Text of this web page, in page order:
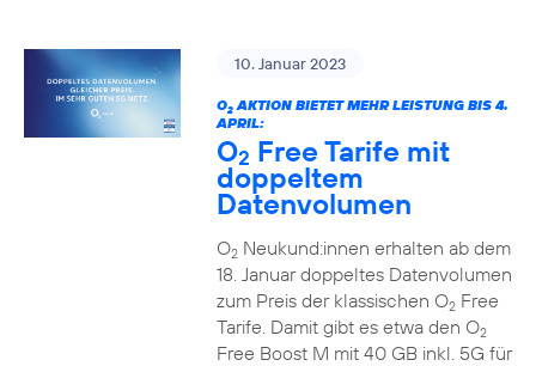
10. Januar 2023
O2AKTION BIETET MEHR LEISTUNG BIS 4.
APRIL:
O2 Free Tarife mit
doppeltem
Datenvolumen
O2Neukund:innen erhalten ab dem
18. Januar doppeltes Datenvolumen
zum Preis der klassischen O2Free
Tarife. Damit gibt es etwa den O2
Free Boost M mit 40 GB inkl. 5G für